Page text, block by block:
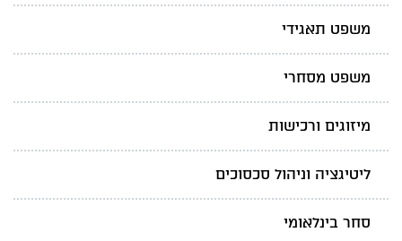
משפט תאגידי
משפט מסחרי
מיזוגים ורכישות
ליטיגציה וניהול סכסוכים
סחר בינלאומי